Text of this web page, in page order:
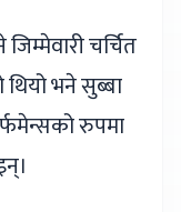
चर्चित
थियो भने सुब्बा
रुपमा